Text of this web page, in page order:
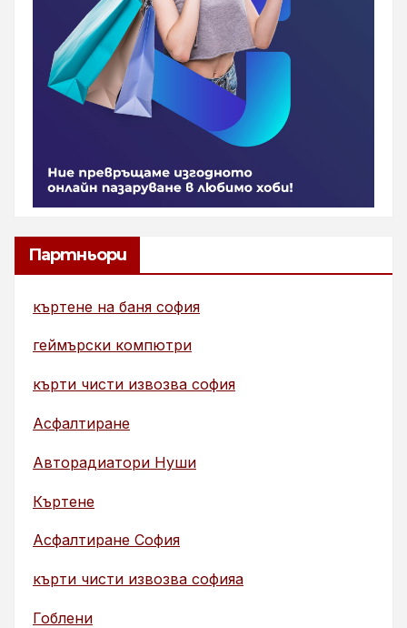
Партньори
къртене на баня софия
геймърски компютри
кърти чисти извозва софия
Асфалтиране
Авторадиатори Нуши
Къртене
Асфалтиране София
кърти чисти извозва софияа
Гоблени